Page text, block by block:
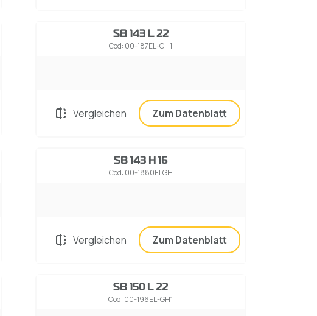
SB 143 L 22
Cod: 00-187EL-GH1
Vergleichen Zum Datenblatt
SB 143 H 16
Cod: 00-1880ELGH
Vergleichen Zum Datenblatt
SB 150 L 22
Cod: 00-196EL-GH1